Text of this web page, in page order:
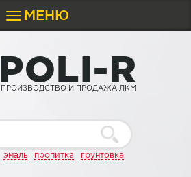
Toggle
navigation
МЕНЮ
POLI-R
ПРОИЗВОДСТВО И ПРОДАЖА ЛКМ
эмаль пропитка грунтовка